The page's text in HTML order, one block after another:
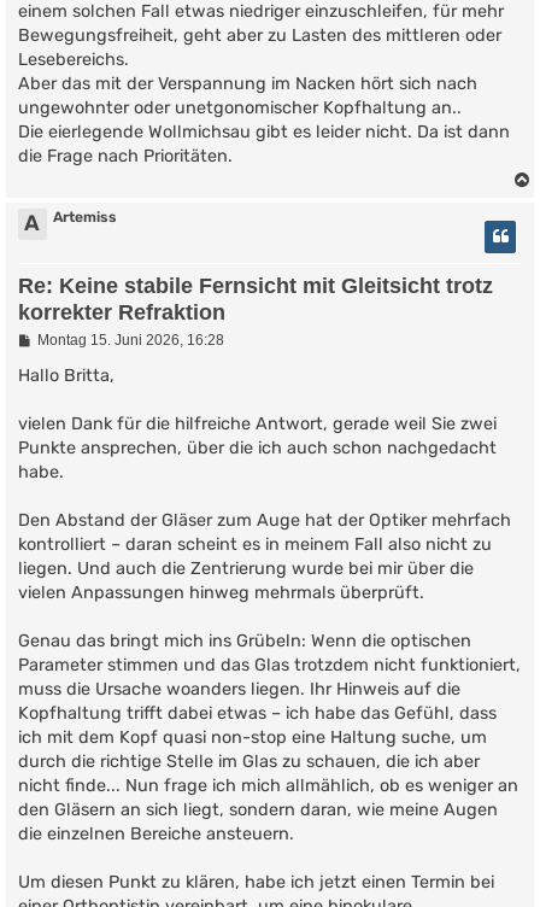
einem solchen Fall etwas niedriger einzuschleifen, für mehr
Bewegungsfreiheit, geht aber zu Lasten des mittleren oder
Lesebereichs.
Aber das mit der Verspannung im Nacken hört sich nach
ungewohnter oder unetgonomischer Kopfhaltung an..
Die eierlegende Wollmichsau gibt es leider nicht. Da ist dann
die Frage nach Prioritäten.
A Artemiss
Re: Keine stabile Fernsicht mit Gleitsicht trotz
korrekter Refraktion
B
i
a
g
Montag 15. Juni 2026, 16:28
Hallo Britta,
vielen Dank für die hilfreiche Antwort, gerade weil Sie zwei
Punkte ansprechen, über die ich auch schon nachgedacht
habe.
Den Abstand der Gläser zum Auge hat der Optiker mehrfach
kontrolliert – daran scheint es in meinem Fall also nicht zu
liegen. Und auch die Zentrierung wurde bei mir über die
vielen Anpassungen hinweg mehrmals überprüft.
Genau das bringt mich ins Grübeln: Wenn die optischen
Parameter stimmen und das Glas trotzdem nicht funktioniert,
muss die Ursache woanders liegen. Ihr Hinweis auf die
Kopfhaltung trifft dabei etwas – ich habe das Gefühl, dass
ich mit dem Kopf quasi non-stop eine Haltung suche, um
durch die richtige Stelle im Glas zu schauen, die ich aber
nicht finde... Nun frage ich mich allmählich, ob es weniger an
den Gläsern an sich liegt, sondern daran, wie meine Augen
die einzelnen Bereiche ansteuern.
Um diesen Punkt zu klären, habe ich jetzt einen Termin bei